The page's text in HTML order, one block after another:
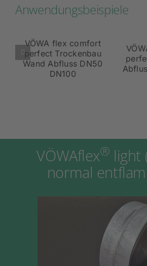
Anwendungsbeispiele
VÖWA flex comfort
perfect Trockenbau
Abflussrohr DN50
DN100
VÖWAflex®light
normal